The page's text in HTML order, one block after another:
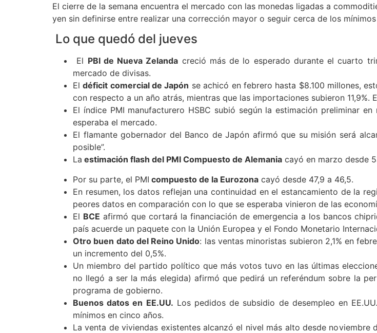
El cierre de la semana encuentra el mercado con las monedas ligadas a
yen sin definirse entre realizar una corrección mayor o seguir cerca de los mínimos
Lo que quedó del jueves
El PBI de Nueva Zelanda creció más de lo esperado durante el cuarto
mercado de divisas.
Eldéficit comercial de Japón se achicó en febrero hasta $8.100 millones,
con respecto a un año atrás, mientras que las importaciones subieron
El índice PMI manufacturero HSBC subió según la estimación preliminar
esperaba el mercado.
El flamante gobernador del Banco de Japón afirmó que su misión será
posible”.
La estimación flash del PMI Compuesto de Alemania cayó en marzo desde
Por su parte, el PMI compuesto de la Eurozona cayó desde 47,9 a 46,5.
En resumen, los datos reflejan una continuidad en el estancamiento de la
peores datos en comparación con lo que se esperaba vinieron de las
El BCE afirmó que cortará la financiación de emergencia a los bancos
país acuerde un paquete con la Unión Europea y el Fondo Monetario
Otro buen dato del Reino Unido: las ventas minoristas subieron 2,1% en
un incremento del 0,5%.
Un miembro del partido político que más votos tuvo en las últimas
no llegó a ser la más elegida) afirmó que pedirá un referéndum sobre la
programa de gobierno.
Buenos datos en EE.UU. Los pedidos de subsidio de desempleo en
mínimos en cinco años.
La venta de viviendas existentes alcanzó el nivel más alto desde